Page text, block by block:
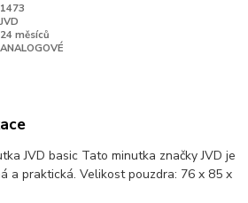
1473
JVD
24 měsíců
ANALOGOVÉ
JVD basic Tato minutka značky JVD je
a praktická. Velikost pouzdra: 76 x 85 x